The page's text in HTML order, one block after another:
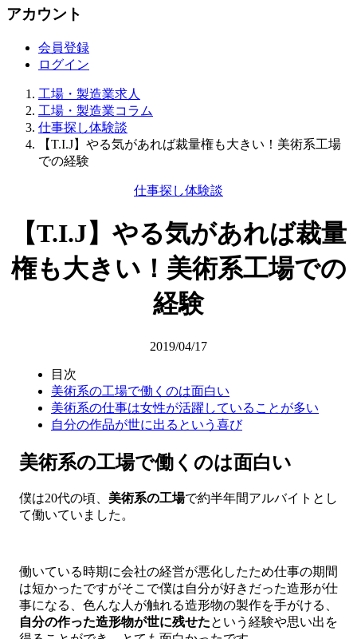
アカウント
会員登録
ログイン
工場・製造業求人
工場・製造業コラム
仕事探し体験談
【T.I.J】やる気があれば裁量権も大きい！美術系工場
での経験
仕事探し体験談
【T.I.J】やる気があれば裁量
権も大きい！美術系工場での
経験
2019/04/17
目次
美術系の工場で働くのは面白い
美術系の仕事は女性が活躍していることが多い
自分の作品が世に出るという喜び
美術系の工場で働くのは面白い
僕は20代の頃、 美術系の工場で約半年間アルバイトとし
て働いていました。
働いている時期に会社の経営が悪化したため仕事の期間
は短かったですがそこで僕は自分が好きだった造形が仕
事になる、色んな人が触れる造形物の製作を手がける、
自分の作った造形物が世に残せたという経験や思い出を